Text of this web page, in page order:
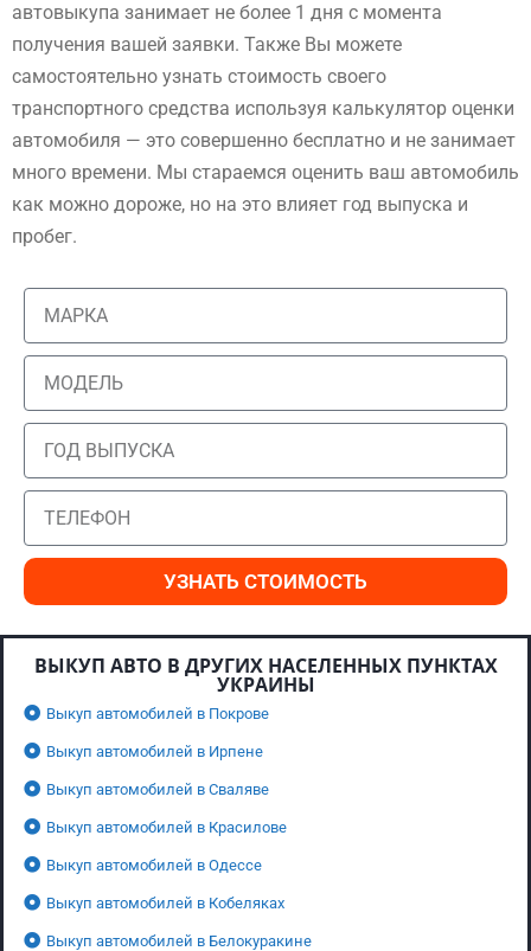
автовыкупа занимает не более 1 дня с момента
получения вашей заявки. Также Вы можете
самостоятельно узнать стоимость своего
транспортного средства используя калькулятор оценки
автомобиля — это совершенно бесплатно и не занимает
много времени. Мы стараемся оценить ваш автомобиль
как можно дороже, но на это влияет год выпуска и
пробег.
УЗНАТЬ СТОИМОСТЬ
ВЫКУП АВТО В ДРУГИХ НАСЕЛЕННЫХ ПУНКТАХ
УКРАИНЫ
Выкуп автомобилей в Покрове
Выкуп автомобилей в Ирпене
Выкуп автомобилей в Сваляве
Выкуп автомобилей в Красилове
Выкуп автомобилей в Одессе
Выкуп автомобилей в Кобеляках
Выкуп автомобилей в Белокуракине